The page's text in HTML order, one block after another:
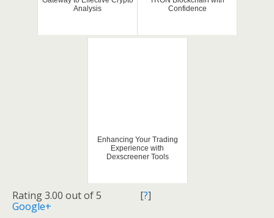
Analysis
Confidence
Enhancing Your Trading
Experience with
Dexscreener Tools
Rating 3.00 out of 5 [?]
Google+